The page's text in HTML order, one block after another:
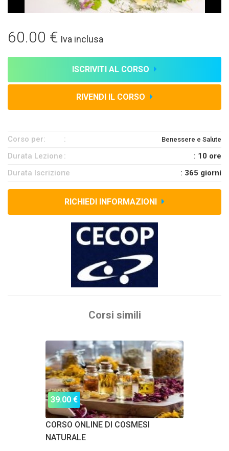
60.00 € Iva inclusa
ISCRIVITI AL CORSO
RIVENDI IL CORSO
Corso per: Benessere e Salute
Durata Lezione : 10 ore
Durata Iscrizione
: 365 giorni
RICHIEDI INFORMAZIONI
Corsi simili
39.00 €
CORSO ONLINE DI COSMESI
NATURALE